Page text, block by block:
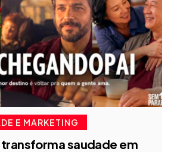
E MARKETING
transforma saudade em